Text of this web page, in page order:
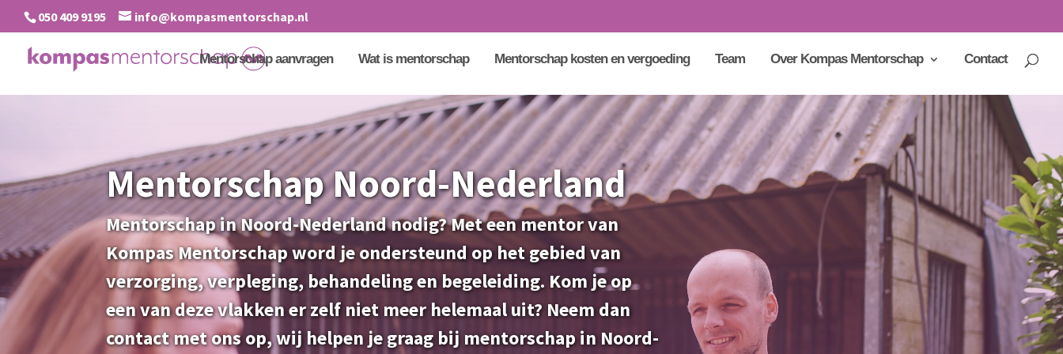
050 409 9195 info@kompasmentorschap.nl
Mentorschap aanvragen Wat is mentorschap Mentorschap kosten en vergoeding Team Over Kompas Mentorschap Contact
Mentorschap Noord-Nederland
Mentorschap in Noord-Nederland nodig? Met een mentor van
Kompas Mentorschap word je ondersteund op het gebied van
verzorging, verpleging, behandeling en begeleiding. Kom je op
een van deze vlakken er zelf niet meer helemaal uit? Neem dan
contact met ons op, wij helpen je graag bij mentorschap in Noord-